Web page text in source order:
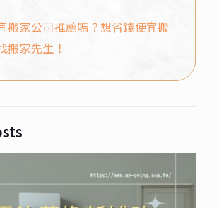
搬家公司推薦嗎？想省錢便宜搬
搬家先生！